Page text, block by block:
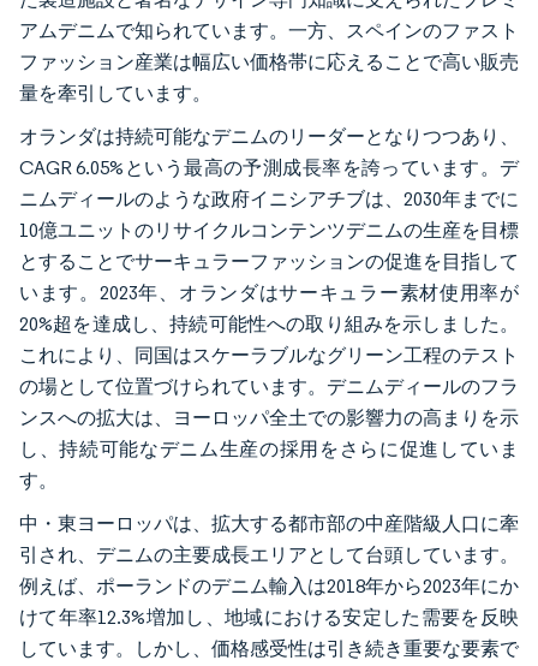
アムデニムで知られています。一方、スペインのファスト
ファッション産業は幅広い価格帯に応えることで高い販売
量を牽引しています。
オランダは持続可能なデニムのリーダーとなりつつあり、
CAGR 6.05%という最高の予測成長率を誇っています。デ
ニムディールのような政府イニシアチブは、2030年までに
10億ユニットのリサイクルコンテンツデニムの生産を目標
とすることでサーキュラーファッションの促進を目指して
います。2023年、オランダはサーキュラー素材使用率が
20%超を達成し、持続可能性への取り組みを示しました。
これにより、同国はスケーラブルなグリーン工程のテスト
の場として位置づけられています。デニムディールのフラ
ンスへの拡大は、ヨーロッパ全土での影響力の高まりを示
し、持続可能なデニム生産の採用をさらに促進していま
す。
中・東ヨーロッパは、拡大する都市部の中産階級人口に牽
引され、デニムの主要成長エリアとして台頭しています。
例えば、ポーランドのデニム輸入は2018年から2023年にか
けて年率12.3%増加し、地域における安定した需要を反映
しています。しかし、価格感受性は引き続き重要な要素で